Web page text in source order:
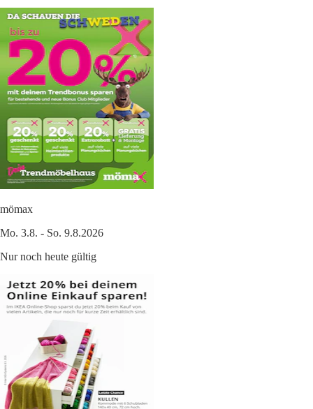
mömax
Mo. 3.8. - So. 9.8.2026
Nur noch heute gültig